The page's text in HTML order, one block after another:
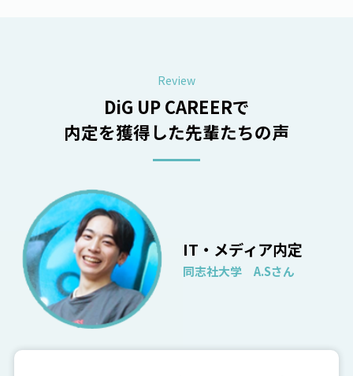
Review
DiG UP CAREERで
内定を獲得した先輩たちの声
IT・メディア内定
同志社大学 A.Sさん